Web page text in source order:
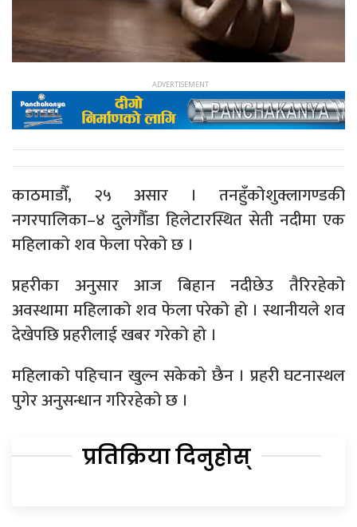
काठमाडौँ, २५ असार । तनहुँकोशुक्लागण्डकी
नगरपालिका–४ दुलेगौँडा हिलेटारस्थित सेती नदीमा एक
महिलाको शव फेला परेको छ ।
प्रहरीका अनुसार आज बिहान नदीछेउ तैरिरहेको
अवस्थामा महिलाको शव फेला परेको हो । स्थानीयले शव
देखेपछि प्रहरीलाई खबर गरेको हो ।
महिलाको पहिचान खुल्न सकेको छैन । प्रहरी घटनास्थल
पुगेर अनुसन्धान गरिरहेको छ ।
प्रतिक्रिया दिनुहोस्